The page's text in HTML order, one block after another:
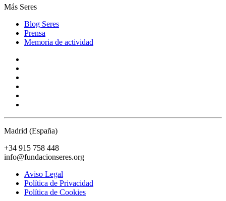
Más Seres
Blog Seres
Prensa
Memoria de actividad
Madrid (España)
+34 915 758 448
info@fundacionseres.org
Aviso Legal
Política de Privacidad
Política de Cookies